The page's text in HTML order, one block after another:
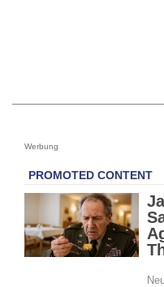
Werbung